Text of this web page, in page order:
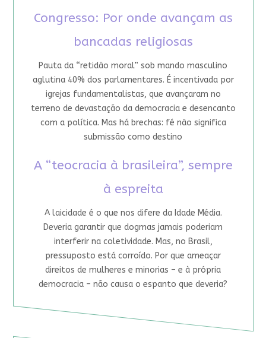
Congresso: Por onde avançam as
bancadas religiosas
Pauta da “retidão moral” sob mando masculino
aglutina 40% dos parlamentares. É incentivada por
igrejas fundamentalistas, que avançaram no
terreno de devastação da democracia e desencanto
com a política. Mas há brechas: fé não significa
submissão como destino
A “teocracia à brasileira”, sempre
à espreita
A laicidade é o que nos difere da Idade Média.
Deveria garantir que dogmas jamais poderiam
interferir na coletividade. Mas, no Brasil,
pressuposto está corroído. Por que ameaçar
direitos de mulheres e minorias – e à própria
democracia – não causa o espanto que deveria?